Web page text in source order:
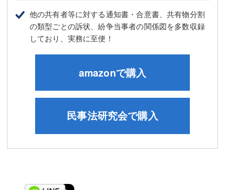
他の共有者等に対する通知書・合意書、共有物分割
の類型ごとの訴状、紛争当事者の関係図を多数収録
しており、実務に至便！
民事法研究会で購入
amazonで購入